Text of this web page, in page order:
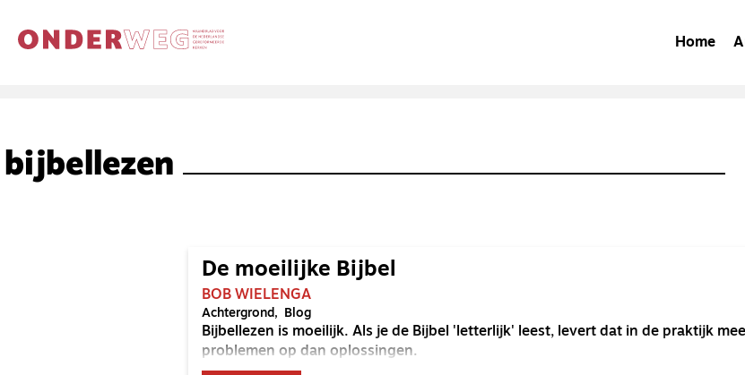
Home
bijbellezen
De moeilijke Bijbel
BOB WIELENGA
Achtergrond Blog
Bijbellezen is moeilijk. Als je de Bijbel 'letterlijk' leest, levert dat in de praktijk
problemen op dan oplossingen.